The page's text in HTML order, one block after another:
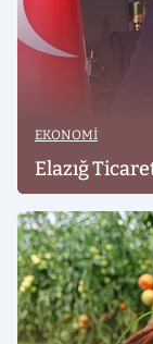
EKONOMI
Elazığ